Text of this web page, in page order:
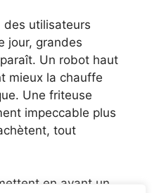
des utilisateurs
jour, grandes
Un robot haut
mieux la chauffe
Une friteuse
impeccable plus
tout
en avant un